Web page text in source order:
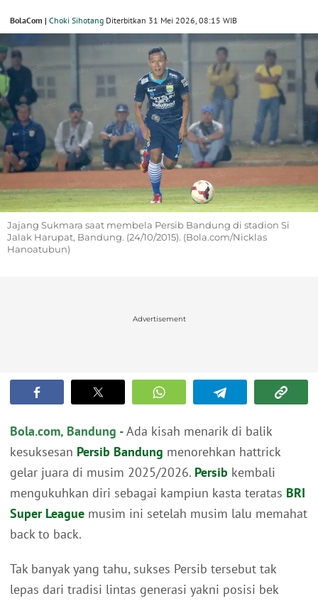
BolaCom | Choki Sihotang Diterbitkan 31 Mei 2026, 08:15 WIB
Jajang Sukmara saat membela Persib Bandung di stadion Si
Jalak Harupat, Bandung. (24/10/2015). (Bola.com/Nicklas
Hanoatubun)
Advertisement
Bola.com, Bandung -Ada kisah menarik di balik
kesuksesan Persib Bandung menorehkan hattrick
gelar juara di musim 2025/2026. Persib kembali
mengukuhkan diri sebagai kampiun kasta teratas BRI
Super League musim ini setelah musim lalu memahat
back to back.
Tak banyak yang tahu, sukses Persib tersebut tak
lepas dari tradisi lintas generasi yakni posisi bek